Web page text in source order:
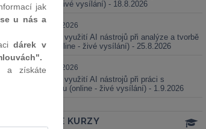
(online - živé vysílání) - 18.8.2026
25.08.2026
Praktické využití AI nástrojů při analýze a tvorbě
smluv (online - živé vysílání) - 25.8.2026
01.09.2026
Praktické využití AI nástrojů při práci s
judikaturou (online - živé vysílání) - 1.9.2026
ONLINE KURZY
jak
u nás a
dárek v
a získáte